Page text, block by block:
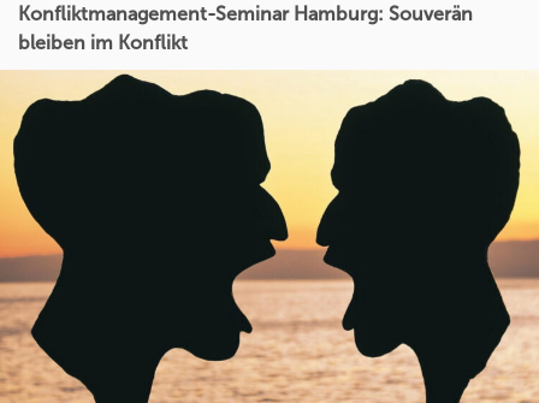
Konfliktmanagement-Seminar Hamburg: Souverän
bleiben im Konflikt